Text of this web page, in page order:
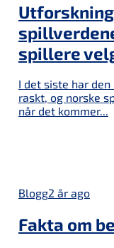
spillere
I det siste har
raskt, og norske
når det kommer...
Blogg2 år ago
Fakta om